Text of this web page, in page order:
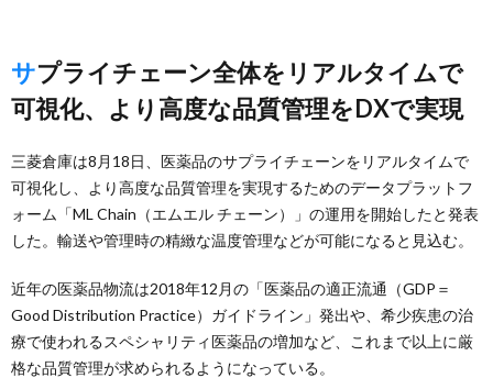
サプライチェーン全体をリアルタイムで
可視化、より高度な品質管理をDXで実現
三菱倉庫は8月18日、医薬品のサプライチェーンをリアルタイムで
可視化し、より高度な品質管理を実現するためのデータプラットフ
ォーム「ML Chain（エムエル チェーン）」の運用を開始したと発表
した。輸送や管理時の精緻な温度管理などが可能になると見込む。
近年の医薬品物流は2018年12月の「医薬品の適正流通（GDP＝
Good Distribution Practice）ガイドライン」発出や、希少疾患の治
療で使われるスペシャリティ医薬品の増加など、これまで以上に厳
格な品質管理が求められるようになっている。